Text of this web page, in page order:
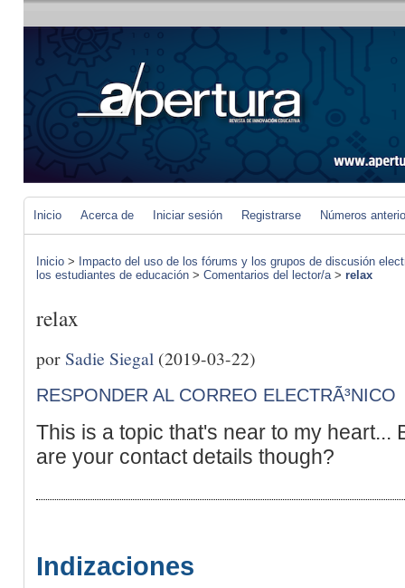
Inicio Acerca de Iniciar sesión Registrarse Números
Inicio > Impacto del uso de los fórums y los grupos de discusión
los estudiantes de educación > Comentarios del lector/a> relax
relax
porSadie Siegal (2019-03-22)
RESPONDER AL CORREO ELECTRÃ³NICO
This is a topic that's near to my heart...
are your contact details though?
Indizaciones